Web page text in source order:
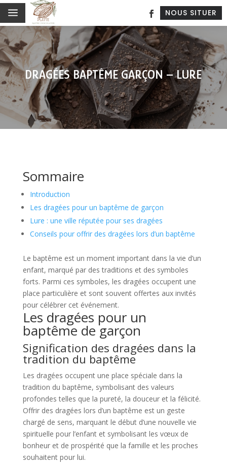
a NOUS SITUER
DRAGÉES BAPTÊME GARÇON – LURE
Sommaire
Introduction
Les dragées pour un baptême de garçon
Lure : une ville réputée pour ses dragées
Conseils pour offrir des dragées lors d’un baptême
Le baptême est un moment important dans la vie d’un
enfant, marqué par des traditions et des symboles
forts. Parmi ces symboles, les dragées occupent une
place particulière et sont souvent offertes aux invités
pour célébrer cet événement.
Les dragées pour un
baptême de garçon
Signification des dragées dans la
tradition du baptême
Les dragées occupent une place spéciale dans la
tradition du baptême, symbolisant des valeurs
profondes telles que la pureté, la douceur et la félicité.
Offrir des dragées lors d’un baptême est un geste
chargé de sens, marquant le début d’une nouvelle vie
spirituelle pour l’enfant et symbolisant les vœux de
bonheur et de prospérité que la famille et les proches
souhaitent pour lui.